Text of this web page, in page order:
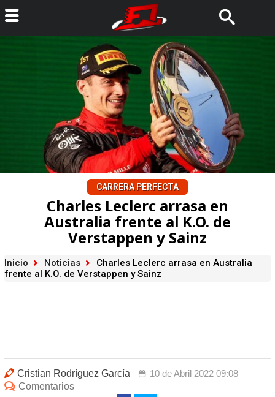
CARRERA PERFECTA
Charles Leclerc arrasa en
Australia frente al K.O. de
Verstappen y Sainz
Inicio Noticias
Charles Leclerc arrasa en Australia
frente al K.O. de Verstappen y Sainz
Cristian Rodríguez García
10 de Abril 2022 09:08
Comentarios